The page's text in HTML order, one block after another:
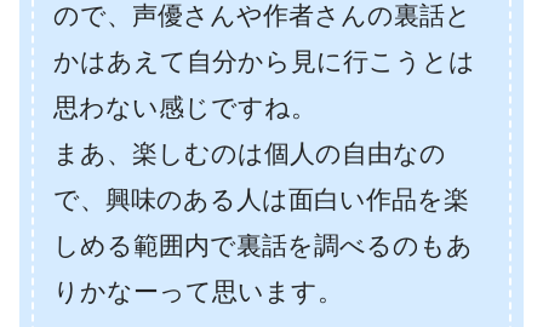
ので、声優さんや作者さんの裏話と
かはあえて自分から見に行こうとは
思わない感じですね。
ま あ、楽しむのは個人の自由なの
で、興味のある人は面白い作品を楽
しめる範囲内で裏話を調べるのもあ
りかなーって思います。